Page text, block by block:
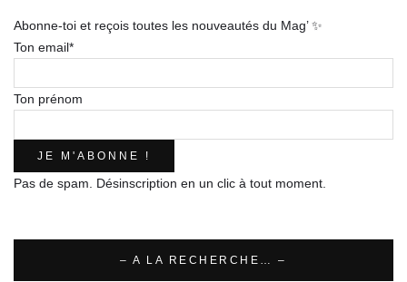
Abonne-toi et reçois toutes les nouveautés du Mag’ ✨
Ton email*
Ton prénom
Pas de spam. Désinscription en un clic à tout moment.
– A LA RECHERCHE… –